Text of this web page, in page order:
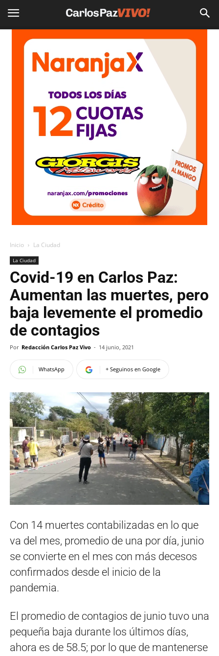
Inicio La Ciudad
La Ciudad
Covid-19 en Carlos Paz:
Aumentan las muertes, pero
baja levemente el promedio
de contagios
Por Redacción Carlos Paz Vivo - 14 junio, 2021
WhatsApp + Seguinos en Google
Con 14 muertes contabilizadas en lo que
va del mes, promedio de una por día, junio
se convierte en el mes con más decesos
confirmados desde el inicio de la
pandemia.
El promedio de contagios de junio tuvo una
pequeña baja durante los últimos días,
ahora es de 58.5; por lo que de mantenerse